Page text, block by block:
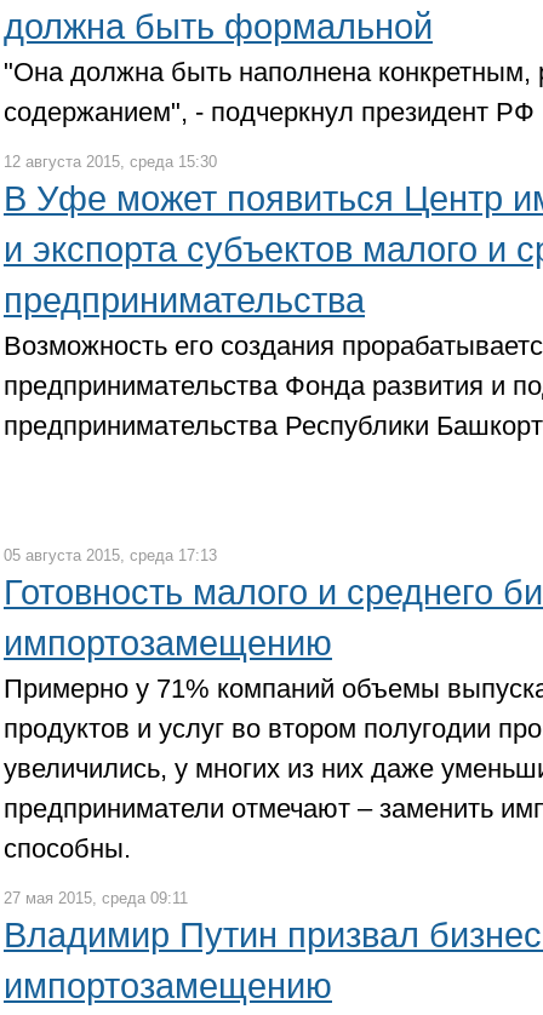
должна быть формальной
"Она должна быть наполнена
содержанием", - подчеркнул президент РФ
12 августа 2015, среда 15:30
В Уфе может появиться Центр
и экспорта субъектов малого и
предпринимательства
Возможность его создания
предпринимательства Фонда развития и
предпринимательства Республики
05 августа 2015, среда 17:13
Готовность малого и среднего
импортозамещению
Примерно у 71% компаний объемы
продуктов и услуг во втором полугодии
увеличились, у многих из них даже
предприниматели отмечают – заменить
способны.
27 мая 2015, среда 09:11
Владимир Путин призвал
импортозамещению